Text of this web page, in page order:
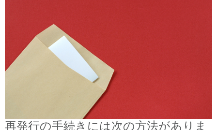
再発行の手続きには次の方法がありま